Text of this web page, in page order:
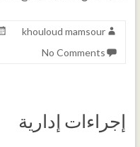
khouloud mamsour
No Comments
إجراءات إدارية